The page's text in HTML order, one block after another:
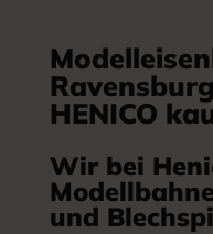
HENICO
Wir bei
und